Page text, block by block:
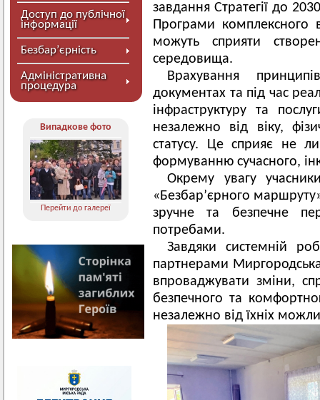
Доступ до публічної
інформації
Безбар’єрність
Адміністративна
процедура
Випадкове фото
Перейти до галереї
завдання Стратегії до
Програми комплексного
можуть сприяти
середовища.
Врахування
документах та під час
інфраструктуру та
незалежно від віку,
статусу. Це сприяє не
формуванню сучасного,
Окрему увагу
«Безбар’єрного
зручне та безпечне
потребами.
Завдяки системній
партнерами
впроваджувати зміни,
безпечного та
незалежно від їхніх